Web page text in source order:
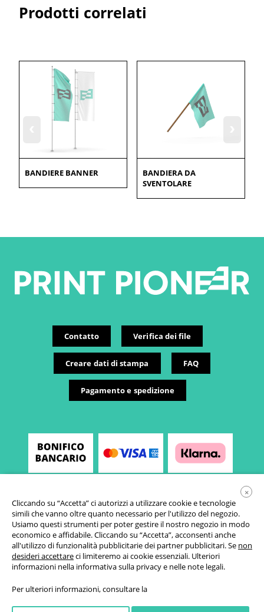
Prodotti correlati
BANDIERE BANNER
BANDIERA DA
SVENTOLARE
Contatto Verifica dei file
Creare dati di stampa FAQ
Pagamento e spedizione
Condizioni generali di vendita
×
Cliccando su “Accetta” ci autorizzi a utilizzare cookie e tecnologie
simili che vanno oltre quanto necessario per l'utilizzo del negozio.
Usiamo questi strumenti per poter gestire il nostro negozio in modo
economico e affidabile. Cliccando su “Accetta”, acconsenti anche
all'utilizzo di funzionalità pubblicitarie dei partner pubblicitari. Se non
desideri accettareci limiteremo ai cookie essenziali. Ulteriori
informazioni nella informativa sulla privacye nelle note legali.
Per ulteriori informazioni, consultare la